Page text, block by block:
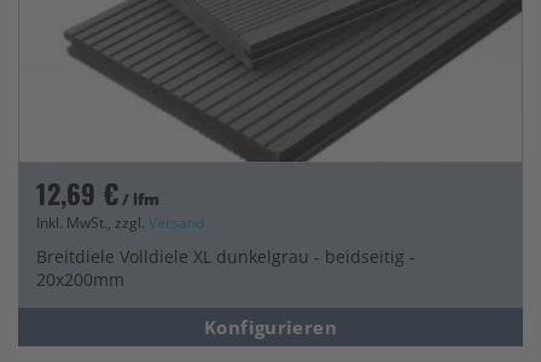
12,69 €/ lfm
Inkl. MwSt., zzgl. Versand
Breitdiele Volldiele XL dunkelgrau - beidseitig -
20x200mm
Konfigurieren